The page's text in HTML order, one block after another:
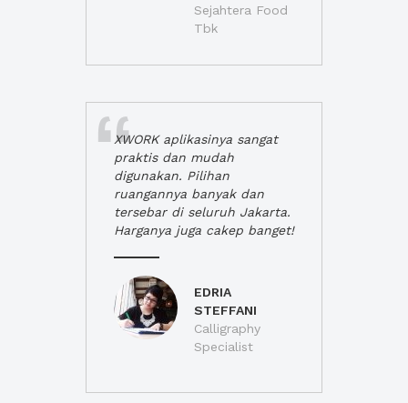
Sejahtera Food
Tbk
XWORK aplikasinya sangat
praktis dan mudah
digunakan. Pilihan
ruangannya banyak dan
tersebar di seluruh Jakarta.
Harganya juga cakep banget!
EDRIA
STEFFANI
Calligraphy
Specialist